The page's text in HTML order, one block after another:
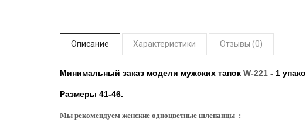
Описание Характеристики Отзывы (0)
Минимальный заказ модели мужских тапок W-221 - 1
Размеры 41-46.
Мы рекомендуем женские одноцветные шлепанцы :